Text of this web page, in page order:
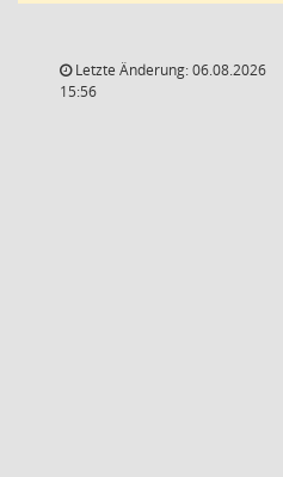
Letzte Änderung: 06.08.2026
15:56